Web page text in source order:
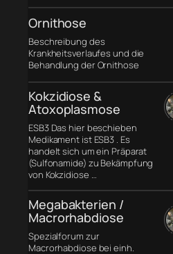
Ornithose
Beschreibung des
Krankheitsverlaufes und die
Behandlung der Ornithose
Kokzidiose &
Atoxoplasmose
ESB3 Das hier beschieben
Medikament ist ESB3 . Es
handelt sich um ein Präparat
(Sulfonamide) zu Bekämpfung
von Kokzidiose …
Megabakterien /
Macrorhabdiose
Spezialforum zur
Macrorhabdiose bei einh.